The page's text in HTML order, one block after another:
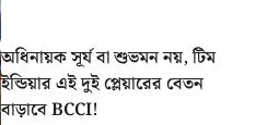
অধিনায়ক সূর্য বা শুভমন নয়, টিম
ইন্ডিয়ার এই দুই প্লেয়ারের বেতন
বাড়াবে BCCI!